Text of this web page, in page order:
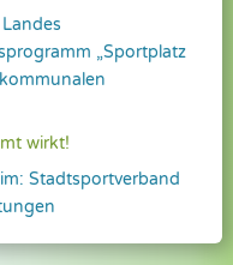
„Sportplatz
wirkt!
Stadtsportverband